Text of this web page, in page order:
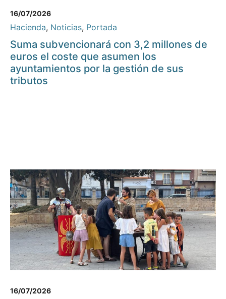
16/07/2026
Hacienda, Noticias, Portada
Suma subvencionará con 3,2 millones de
euros el coste que asumen los
ayuntamientos por la gestión de sus
tributos
16/07/2026